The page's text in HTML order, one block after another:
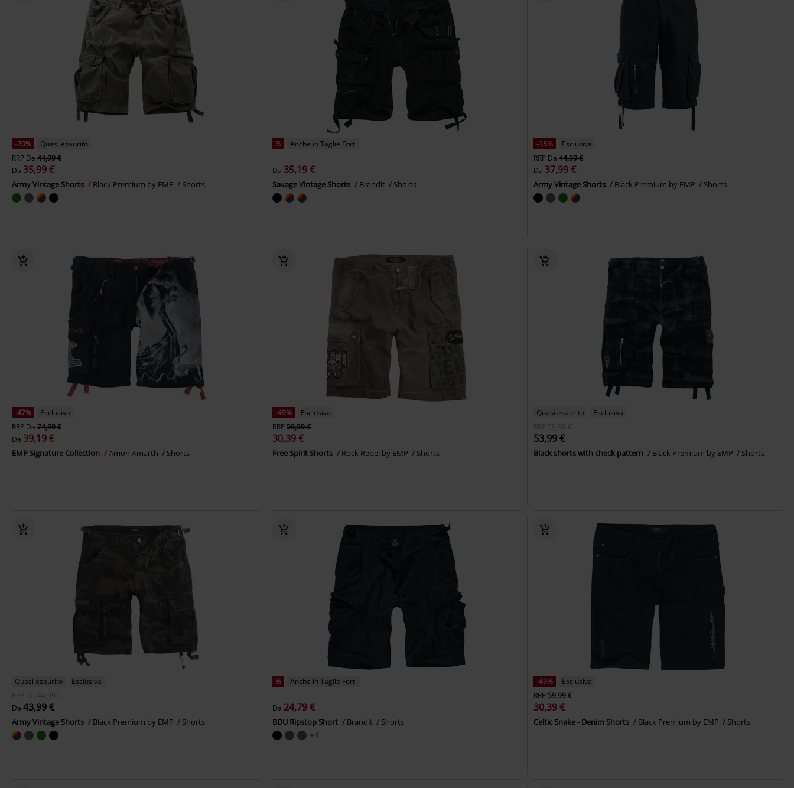
-20%
Quasi esaurito
RRP Da 44,99 €
Da 35,99 €
Army Vintage Shorts Black Premium by EMP Shorts
% Anche in Taglie Forti
Da 35,19 €
Savage Vintage Shorts Brandit Shorts
-15%
Esclusiva
RRP Da 44,99 €
Da 37,99 €
Army Vintage Shorts Black Premium by EMP Shorts
-47%
Esclusiva
RRP Da 74,99 €
Da 39,19 €
EMP Signature Collection Amon Amarth Shorts
-49%
Esclusiva
RRP59,99 €
30,39 €
Free Spirit Shorts Rock Rebel by EMP Shorts
Quasi esaurito
Esclusiva
RRP
59,99 €
53,99 €
Black shorts with check pattern Black Premium by EMP Shorts
Quasi esaurito
Esclusiva
RRP
Da
44,99 €
Da 43,99 €
Army Vintage Shorts Black Premium by EMP Shorts
% Anche in Taglie Forti
Da 24,79 €
BDU Ripstop Short Brandit Shorts
+4
-49%
Esclusiva
RRP59,99 €
30,39 €
Celtic Snake - Denim Shorts Black Premium by EMP Shorts